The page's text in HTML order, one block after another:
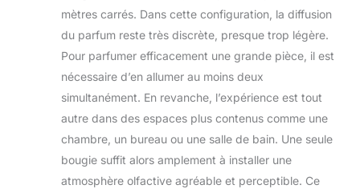
mètres carrés. Dans cette configuration, la diffusion
du parfum reste très discrète, presque trop légère.
Pour parfumer efficacement une grande pièce, il est
nécessaire d’en allumer au moins deux
simultanément. En revanche, l’expérience est tout
autre dans des espaces plus contenus comme une
chambre, un bureau ou une salle de bain. Une seule
bougie suffit alors amplement à installer une
atmosphère olfactive agréable et perceptible. Ce